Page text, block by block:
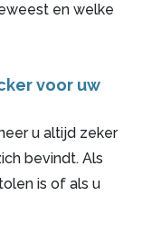
en welke
voor uw
u altijd zeker
bevindt. Als
is of als u